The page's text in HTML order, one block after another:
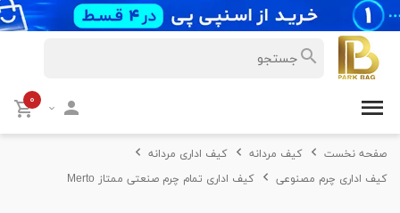
۰
صفحه نخست کیف مردانه
کیف اداری مردانه
کیف اداری چرم مصنوعی
کیف اداری تمام چرم صنعتی ممتاز Merto